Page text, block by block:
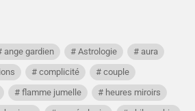
ange gardien Astrologie
aura
complicité
couple
flamme jumelle
heures miroirs